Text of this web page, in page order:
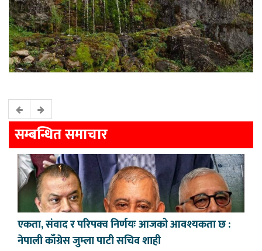
सम्बन्धित समाचार
एकता, संवाद र परिपक्व निर्णयः आजको आवश्यकता छ :
नेपाली काँग्रेस जुम्ला पाटी सचिव शाही